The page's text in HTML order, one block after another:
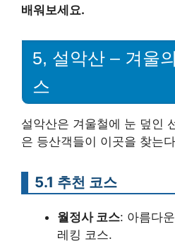
배워보세요.
5, 설악산 – 겨울
스
설악산은 겨울철에 눈 덮인
은 등산객들이 이곳을 찾는
5.1 추천 코스
월정사 코스: 아름다
레킹 코스.